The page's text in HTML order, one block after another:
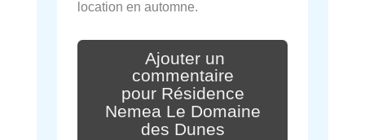
location en automne.
Ajouter un
commentaire
pour Résidence
Nemea Le Domaine
des Dunes